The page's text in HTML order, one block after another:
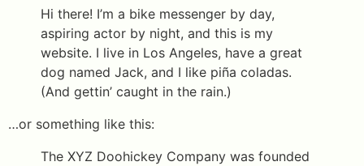
Hi there! I’m a bike messenger by day,
aspiring actor by night, and this is my
website. I live in Los Angeles, have a great
dog named Jack, and I like piña coladas.
(And gettin’ caught in the rain.)
…or something like this:
The XYZ Doohickey Company was founded